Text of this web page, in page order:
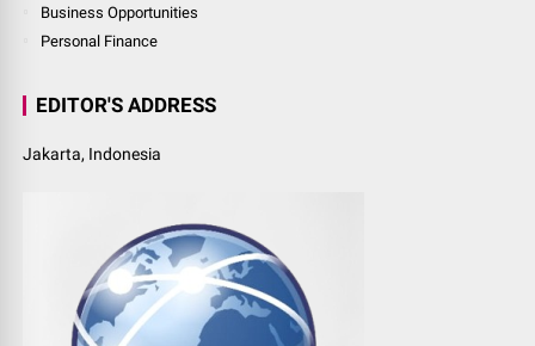
Business Opportunities
Personal Finance
EDITOR'S ADDRESS
Jakarta, Indonesia